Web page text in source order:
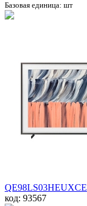
Базовая единица: шт
QE98LS03HEUXCE
код: 93567